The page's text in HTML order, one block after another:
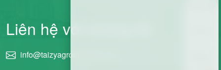
Liên hệ với chúng tôi
info@taizyagromachine.com